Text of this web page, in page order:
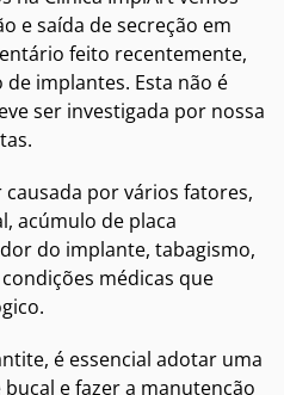
e saída de secreção em
feito recentemente,
implantes. Esta não é
ser investigada por nossa
por vários fatores,
acúmulo de placa
do implante, tabagismo,
médicas que
é essencial adotar uma
e fazer a manutenção